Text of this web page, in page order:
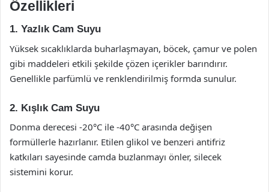
Özellikleri
1. Yazlık Cam Suyu
Yüksek sıcaklıklarda buharlaşmayan, böcek, çamur ve polen
gibi maddeleri etkili şekilde çözen içerikler barındırır.
Genellikle parfümlü ve renklendirilmiş formda sunulur.
2. Kışlık Cam Suyu
Donma derecesi -20°C ile -40°C arasında değişen
formüllerle hazırlanır. Etilen glikol ve benzeri antifriz
katkıları sayesinde camda buzlanmayı önler, silecek
sistemini korur.